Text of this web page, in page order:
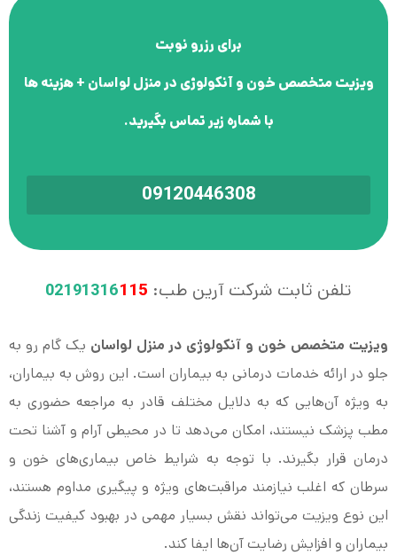
برای رزرو نوبت
ویزیت متخصص خون و آنکولوژی در منزل لواسان + هزینه ها
با شماره زیر تماس بگیرید.
09120446308
تلفن ثابت شرکت آرین طب: 02191316115
ویزیت متخصص خون و آنکولوژی در منزل لواسانیک گام رو به
جلو در ارائه خدمات درمانی به بیماران است. این روش به بیماران،
به ویژه آن‌هایی که به دلایل مختلف قادر به مراجعه حضوری به
مطب پزشک نیستند، امکان می‌دهد تا در محیطی آرام و آشنا تحت
درمان قرار بگیرند. با توجه به شرایط خاص بیماری‌های خون و
سرطان که اغلب نیازمند مراقبت‌های ویژه و پیگیری مداوم هستند،
این نوع ویزیت می‌تواند نقش بسیار مهمی در بهبود کیفیت زندگی
بیماران و افزایش رضایت آن‌ها ایفا کند.